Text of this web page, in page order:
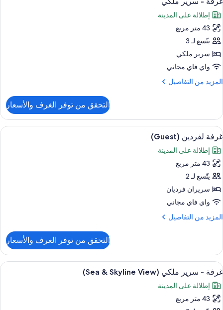
Sea
View
High
Floor
جميع
صور
غرفة
-
سرير
ملكي
إطلالة على المدينة
43 متر مربع
يتّسع لـ 3
سرير ملكي
واي فاي مجاني
المزيد من التفاصيل
المزيد
غرفة
سرير
ملكي
التحقق من توفر الغرف والأسعار
استعراض
جميع
صور
غرفة
لفردين
(Guest)
أغطية فراش متميزة وميني بار وخزنة
9
غرفة لفردين (Guest)
إطلالة على المدينة
43 متر مربع
يتّسع لـ 2
سريران فرديان
واي فاي مجاني
المزيد من التفاصيل
المزيد
غرفة
لفردين
(Guest)
التحقق من توفر الغرف والأسعار
استعراض
جميع
صور
غرفة
أغطية فراش متميزة وميني بار وخزنة
8
غرفة - سرير ملكي (Sea & Skyline View)
إطلالة على المدينة
43 متر مربع